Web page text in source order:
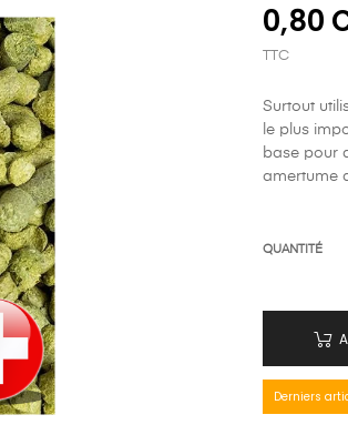
0,80
TTC
Surtout
le plus
base pour
amertume
QUANTITÉ
Derniers